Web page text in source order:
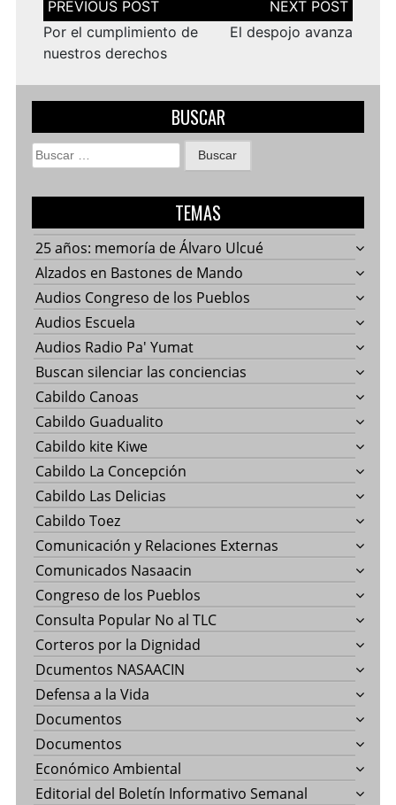
de
entradas
Por el cumplimiento de
nuestros derechos
El despojo avanza
BUSCAR
Buscar:
TEMAS
25 años: memoría de Álvaro Ulcué
Alzados en Bastones de Mando
Audios Congreso de los Pueblos
Audios Escuela
Audios Radio Pa' Yumat
Buscan silenciar las conciencias
Cabildo Canoas
Cabildo Guadualito
Cabildo kite Kiwe
Cabildo La Concepción
Cabildo Las Delicias
Cabildo Toez
Comunicación y Relaciones Externas
Comunicados Nasaacin
Congreso de los Pueblos
Consulta Popular No al TLC
Corteros por la Dignidad
Dcumentos NASAACIN
Defensa a la Vida
Documentos
Documentos
Económico Ambiental
Editorial del Boletín Informativo Semanal